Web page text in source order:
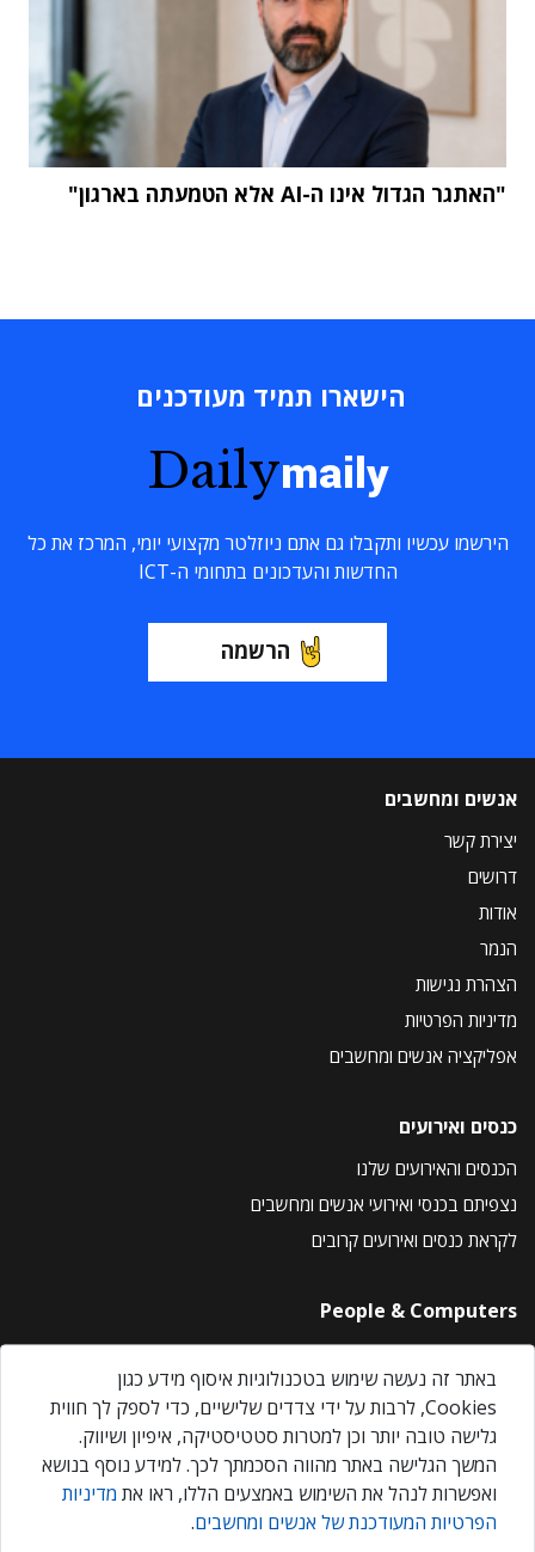
"האתגר הגדול אינו ה-AI אלא הטמעתה בארגון"
הישארו תמיד מעודכנים
Dailymaily
הירשמו עכשיו ותקבלו גם אתם ניוזלטר מקצועי יומי, המרכז את כל
החדשות והעדכונים בתחומי ה-ICT
הרשמה
אנשים ומחשבים
יצירת קשר
דרושים
אודות
הנמר
הצהרת נגישות
מדיניות הפרטיות
אפליקציה אנשים ומחשבים
כנסים ואירועים
הכנסים והאירועים שלנו
נצפיתם בכנסי ואירועי אנשים ומחשבים
לקראת כנסים ואירועים קרובים
People & Computers
About Us
Privacy Policy
Contact Us
Our Events
באתר זה נעשה שימוש בטכנולוגיות איסוף מידע כגון
Cookies, לרבות על ידי צדדים שלישיים, כדי לספק לך חווית
גלישה טובה יותר וכן למטרות סטטיסטיקה, איפיון ושיווק.
המשך הגלישה באתר מהווה הסכמתך לכך. למידע נוסף בנושא
ואפשרות לנהל את השימוש באמצעים הללו, ראו את מדיניות
הפרטיות המעודכנת של אנשים ומחשבים.